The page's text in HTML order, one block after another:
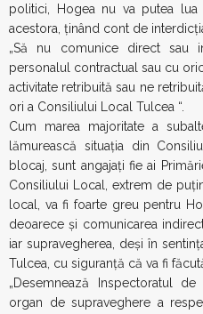
politici, Hogea nu va putea lua
acestora, ţinând cont de
„Să nu comunice direct sau
personalul contractual sau cu
activitate retribuită sau ne
ori a Consiliului Local Tulcea “.
Cum marea majoritate a
lămurească situaţia din
blocaj, sunt angajaţi fie ai
Consiliului Local, extrem de
local, va fi foarte greu pentru
deoarece şi comunicarea
iar supravegherea, deşi în
Tulcea, cu siguranţă că va fi
„Desemnează Inspectoratul
organ de supraveghere a